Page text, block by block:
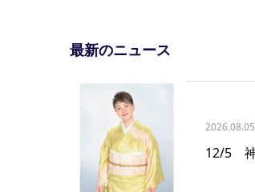
最新のニュース
2026.08.05
12/5 神